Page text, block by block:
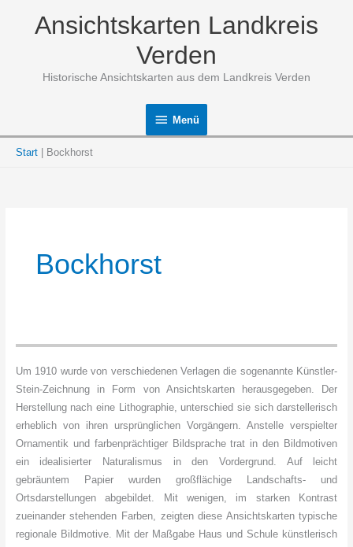
Ansichtskarten Landkreis
Verden
Historische Ansichtskarten aus dem Landkreis Verden
Menü
Menü
Start Bockhorst
Bockhorst
Um 1910 wurde von verschiedenen Verlagen die sogenannte Künstler-
Stein-Zeichnung in Form von Ansichtskarten herausgegeben. Der
Herstellung nach eine Lithographie, unterschied sie sich darstellerisch
erheblich von ihren ursprünglichen Vorgängern. Anstelle verspielter
Ornamentik und farbenprächtiger Bildsprache trat in den Bildmotiven
ein idealisierter Naturalismus in den Vordergrund. Auf leicht
gebräuntem Papier wurden großflächige Landschafts- und
Ortsdarstellungen abgebildet. Mit wenigen, im starken Kontrast
zueinander stehenden Farben, zeigten diese Ansichtskarten typische
regionale Bildmotive. Mit der Maßgabe Haus und Schule künstlerisch